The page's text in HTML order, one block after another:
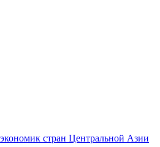
стран Центральной Азии